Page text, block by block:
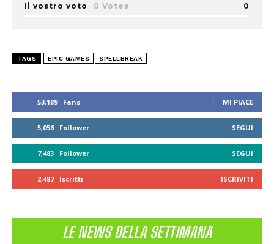
53,189 Fans MI PIACE
5,056 Follower SEGUI
7,483 Follower SEGUI
2,487 Iscritti ISCRIVITI
LE NEWS DELLA SETTIMANA
Il vostro voto 0 Votes 0
TAGS EPIC GAMES SPELLBREAK